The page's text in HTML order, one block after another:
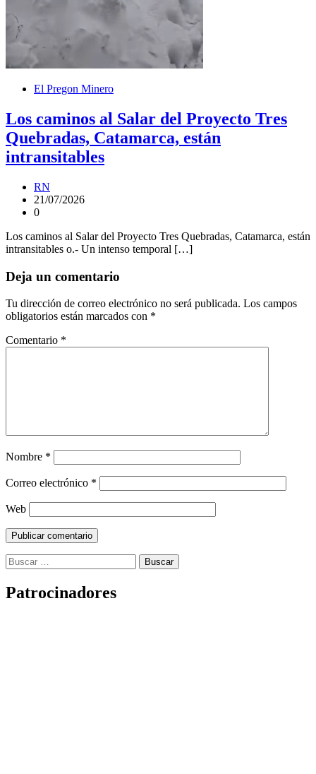
El Pregon Minero
Los caminos al Salar del Proyecto Tres
Quebradas, Catamarca, están
intransitables
RN
21/07/2026
0
Los caminos al Salar del Proyecto Tres Quebradas, Catamarca, están
intransitables o.- Un intenso temporal […]
Deja un comentario
Tu dirección de correo electrónico no será publicada. Los campos
obligatorios están marcados con *
Comentario *
Nombre *
Correo electrónico *
Web
Buscar:
Patrocinadores